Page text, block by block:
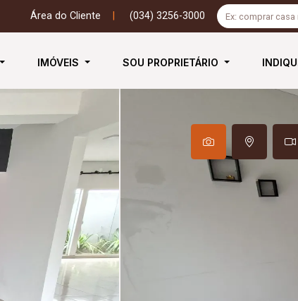
Área do Cliente (034) 3256-3000
IMÓVEIS SOU PROPRIETÁRIO